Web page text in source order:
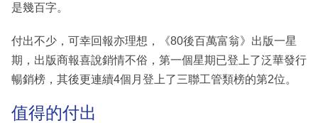
是幾百字。
付出不少，可幸回報亦理想，《80後百萬富翁》出版一星
期，出版商報喜說銷情不俗，第一個星期已登上了泛華發行
暢銷榜，其後更連續4個月登上了三聯工管類榜的第2位。
值得的付出